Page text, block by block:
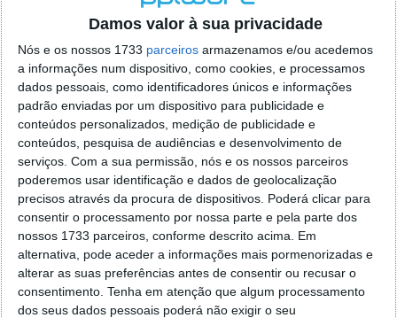
Damos valor à sua privacidade
Nós e os nossos 1733 parceiros armazenamos e/ou acedemos
a informações num dispositivo, como cookies, e processamos
dados pessoais, como identificadores únicos e informações
padrão enviadas por um dispositivo para publicidade e
conteúdos personalizados, medição de publicidade e
conteúdos, pesquisa de audiências e desenvolvimento de
serviços. Com a sua permissão, nós e os nossos parceiros
poderemos usar identificação e dados de geolocalização
precisos através da procura de dispositivos. Poderá clicar para
consentir o processamento por nossa parte e pela parte dos
nossos 1733 parceiros, conforme descrito acima. Em
alternativa, pode aceder a informações mais pormenorizadas e
alterar as suas preferências antes de consentir ou recusar o
consentimento. Tenha em atenção que algum processamento
dos seus dados pessoais poderá não exigir o seu
Este tipo de tecnologias permite de facto mudar o
conceito de funcionalidade entre a segurança e a
usabilidade. Quantas vezes temos de estar a puxar
pela memória para descobrir uma palavra-passe? E
quantas vezes não usamos determinado serviço
simplesmente porque não sabemos o nome de
utilizador ou a respetiva password?
Vamos, de agora em diante, ver quais os serviços que
irão disponibilizar esta função. Pese o facto da Apple
ter já alguma coisa (de sua propriedade) em
funcionamento, a verdade é que disponibilizar a
outros players é uma excelente ideia.
Via